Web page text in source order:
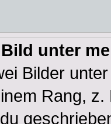
unter
Bilder
Rang,